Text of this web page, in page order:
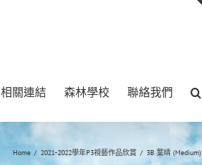
相關連結 森林學校 聯絡我們
Home / 2021-2022學年P3視藝作品欣賞 / 3B 葉晴 (Medium)